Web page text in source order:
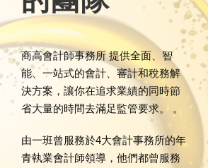
商高會計師事務所 提供全面、智
能、一站式的會計、審計和稅務解
決方案，讓你在追求業績的同時節
省大量的時間去滿足監管要求。 。
由一班曾服務於4大會計事務所的年
青執業會計師領導，他們都曾服務